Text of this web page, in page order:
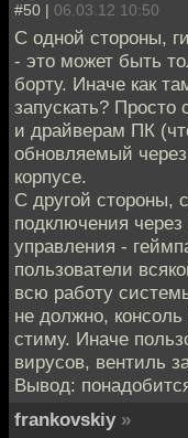
#50 | 06.03.12 10:50
С одной стороны,
- это может быть
борту. Иначе как
запускать? Просто
и драйверам ПК
обновляемый
корпусе.
С другой стороны,
подключения
управления -
пользователи
всю работу
не должно,
стиму. Иначе
вирусов, вентиль
Вывод:
frankovskiy »